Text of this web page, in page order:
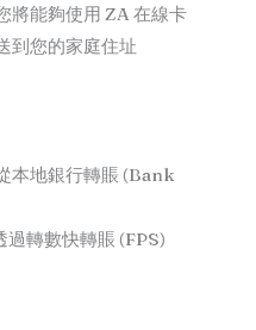
將能夠使用 ZA 在線卡
到您的家庭住址
本地銀行轉賬 (Bank
轉數快轉賬 (FPS)